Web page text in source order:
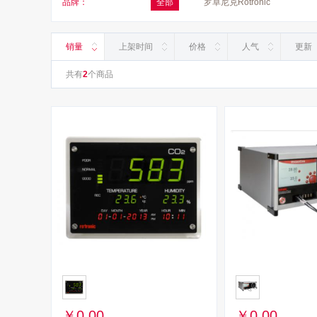
品牌： 全部 罗卓尼克Rotronic
销量 上架时间 价格 人气 更新
共有2个商品